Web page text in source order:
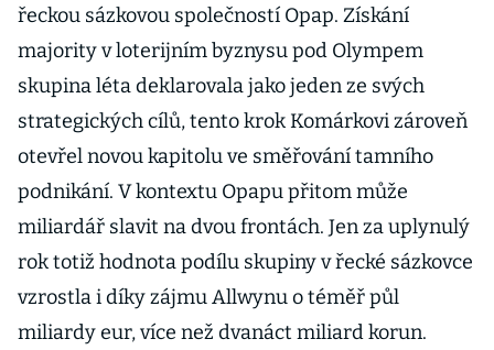
řeckou sázkovou společností Opap. Získání
majority v loterijním byznysu pod Olympem
skupina léta deklarovala jako jeden ze svých
strategických cílů, tento krok Komárkovi zároveň
otevřel novou kapitolu ve směřování tamního
podnikání. V kontextu Opapu přitom může
miliardář slavit na dvou frontách. Jen za uplynulý
rok totiž hodnota podílu skupiny v řecké sázkovce
vzrostla i díky zájmu Allwynu o téměř půl
miliardy eur, více než dvanáct miliard korun.